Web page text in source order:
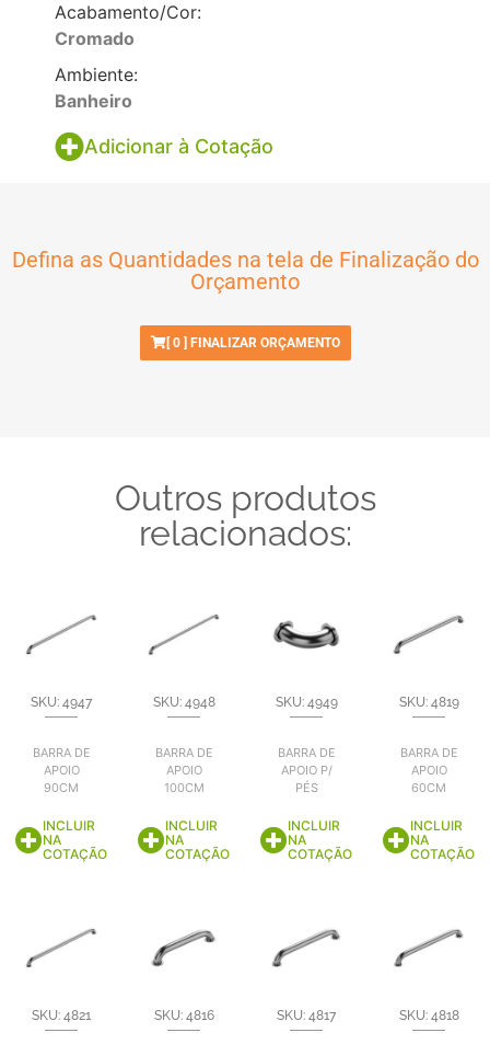
Acabamento/Cor:
Cromado
Ambiente:
Banheiro
Adicionar à Cotação
Defina as Quantidades na tela de Finalização do
Orçamento
[ 0] FINALIZAR ORÇAMENTO
Outros produtos
relacionados:
SKU: 4947
BARRA DE
APOIO
90CM
INCLUIR
NA
COTAÇÃO
SKU: 4948
BARRA DE
APOIO
100CM
INCLUIR
NA
COTAÇÃO
SKU: 4949
BARRA DE
APOIO P/
PÉS
INCLUIR
NA
COTAÇÃO
SKU: 4819
BARRA DE
APOIO
60CM
INCLUIR
NA
COTAÇÃO
SKU: 4821 SKU: 4816 SKU: 4817 SKU: 4818